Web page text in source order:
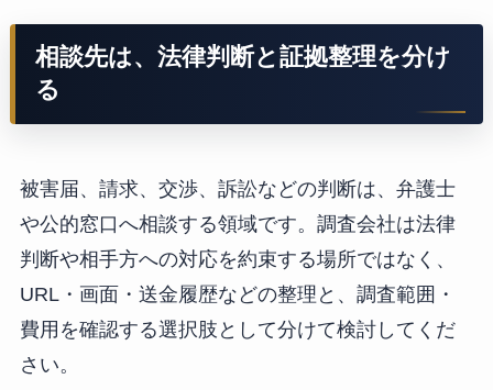
相談先は、法律判断と証拠整理を分け
る
被害届、請求、交渉、訴訟などの判断は、弁護士
や公的窓口へ相談する領域です。調査会社は法律
判断や相手方への対応を約束する場所ではなく、
URL・画面・送金履歴などの整理と、調査範囲・
費用を確認する選択肢として分けて検討してくだ
さい。